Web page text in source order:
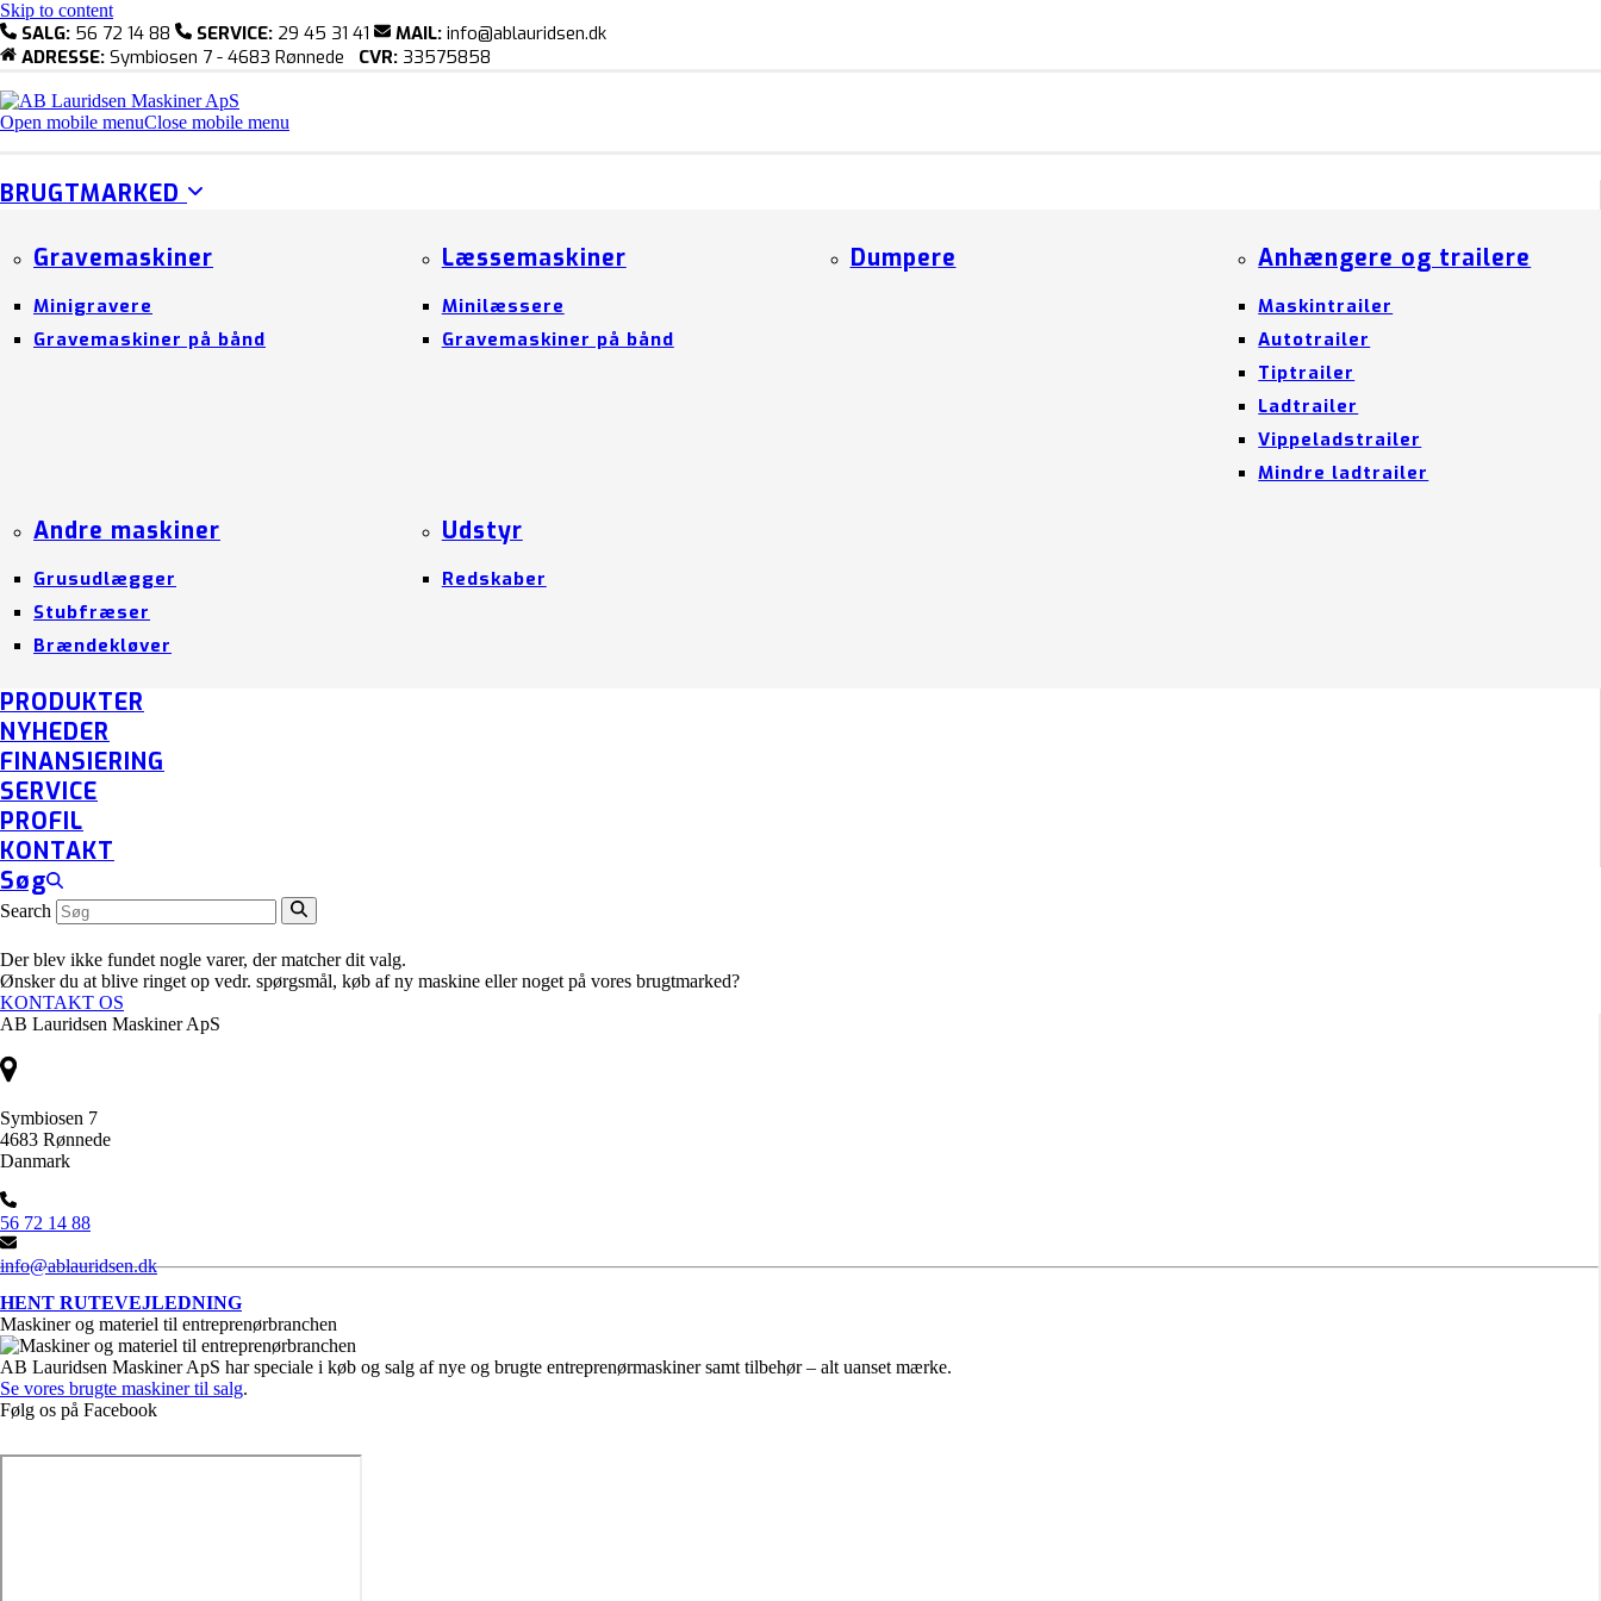
Skip to content
SALG: 56 72 14 88 SERVICE: 29 45 31 41 MAIL: info@ablauridsen.dk
ADRESSE: Symbiosen 7 - 4683 Rønnede CVR: 33575858
Open mobile menuClose mobile menu
BRUGTMARKED
Gravemaskiner
Minigravere
Gravemaskiner på bånd
Læssemaskiner
Minilæssere
Gravemaskiner på bånd
Dumpere Anhængere og trailere
Maskintrailer
Autotrailer
Tiptrailer
Ladtrailer
Vippeladstrailer
Mindre ladtrailer
Andre maskiner
Grusudlægger
Stubfræser
Brændekløver
Udstyr
Redskaber
PRODUKTER
NYHEDER
FINANSIERING
SERVICE
PROFIL
KONTAKT
Søg
Search
Der blev ikke fundet nogle varer, der matcher dit valg.
Ønsker du at blive ringet op vedr. spørgsmål, køb af ny maskine eller noget på vores brugtmarked?
KONTAKT OS
AB Lauridsen Maskiner ApS
Symbiosen 7
4683 Rønnede
Danmark
56 72 14 88
info@ablauridsen.dk
HENT RUTEVEJLEDNING
Maskiner og materiel til entreprenørbranchen
AB Lauridsen Maskiner ApS har speciale i køb og salg af nye og brugte entreprenørmaskiner samt tilbehør – alt uanset mærke.
Se vores brugte maskiner til salg.
Følg os på Facebook